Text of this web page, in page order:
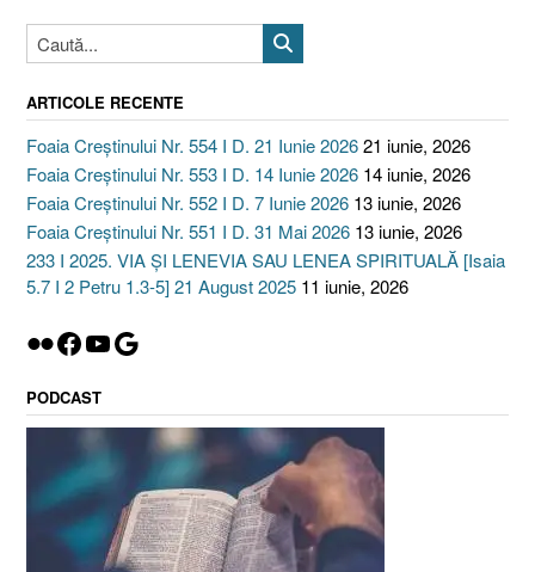
ARTICOLE RECENTE
Foaia Creștinului Nr. 554 I D. 21 Iunie 202621 iunie, 2026
Foaia Creștinului Nr. 553 I D. 14 Iunie 2026 14 iunie, 2026
Foaia Creștinului Nr. 552 I D. 7 Iunie 2026 13 iunie, 2026
Foaia Creștinului Nr. 551 I D. 31 Mai 2026 13 iunie, 2026
233 I 2025. VIA ȘI LENEVIA SAU LENEA SPIRITUALĂ [Isaia
5.7 I 2 Petru 1.3-5] 21 August 2025 11 iunie, 2026
Flickr
Facebook
YouTube
Google
PODCAST